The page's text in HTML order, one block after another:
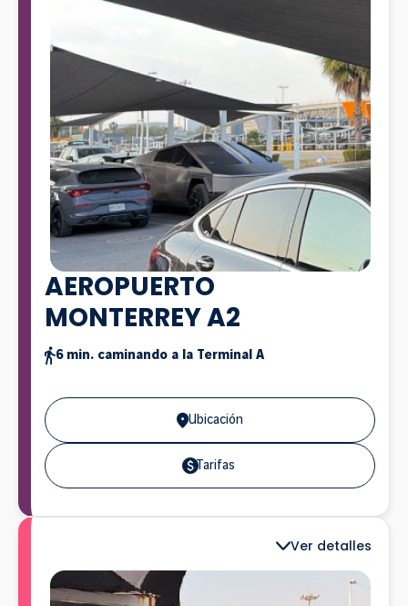
AEROPUERTO
MONTERREY A2
6 min. caminando a la Terminal A
Ubicación
Tarifas
Ver detalles